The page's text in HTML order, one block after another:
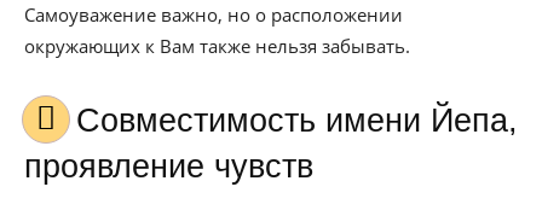
Самоуважение важно, но о расположении
окружающих к Вам также нельзя забывать.
Совместимость имени Йепа,
проявление чувств